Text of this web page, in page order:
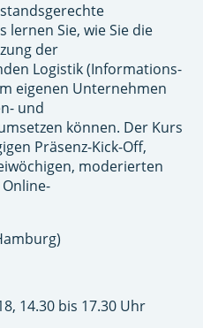
lernen Sie, wie Sie die
der
Logistik (Informations-
eigenen Unternehmen
und
können. Der Kurs
Präsenz-Kick-Off,
moderierten
14.30 bis 17.30 Uhr